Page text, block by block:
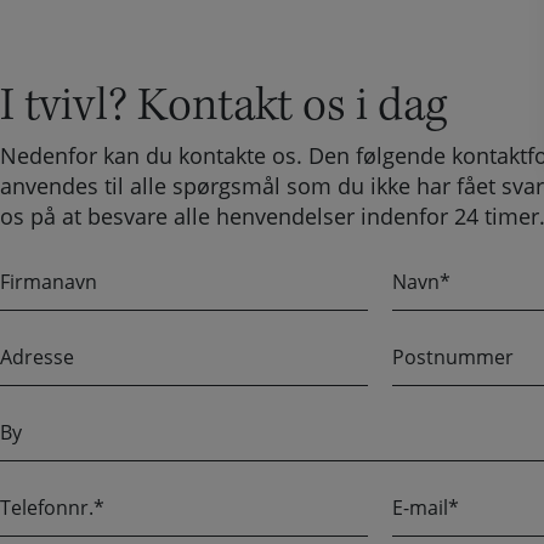
I tvivl? Kontakt os i dag
Nedenfor kan du kontakte os. Den følgende
anvendes til alle spørgsmål som du ikke har fået
os på at besvare alle henvendelser indenfor 24 timer.
i
r
m
a
a
a
v
n
d
r
e
s
e
o
s
m
y
e
-